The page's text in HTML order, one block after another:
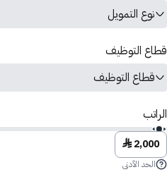
نوع التمويل
قطاع التوظيف
قطاع التوظيف
الراتب
♦ 2,000
الحد الآدنى